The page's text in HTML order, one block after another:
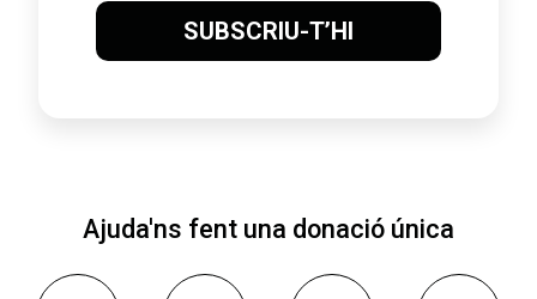
SUBSCRIU-T’HI
Ajuda'ns fent una donació única